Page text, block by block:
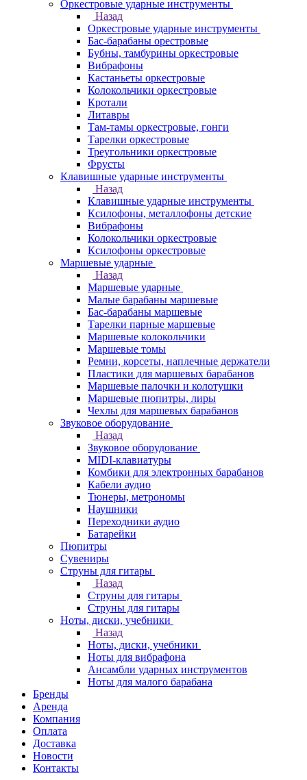
Оркестровые ударные инструменты
Назад
Оркестровые ударные инструменты
Бас-барабаны орестровые
Бубны, тамбурины оркестровые
Вибрафоны
Кастаньеты оркестровые
Колокольчики оркестровые
Кротали
Литавры
Там-тамы оркестровые, гонги
Тарелки оркестровые
Треугольники оркестровые
Фрусты
Клавишные ударные инструменты
Назад
Клавишные ударные инструменты
Ксилофоны, металлофоны детские
Вибрафоны
Колокольчики оркестровые
Ксилофоны оркестровые
Маршевые ударные
Назад
Маршевые ударные
Малые барабаны маршевые
Бас-барабаны маршевые
Тарелки парные маршевые
Маршевые колокольчики
Маршевые томы
Ремни, корсеты, наплечные держатели
Пластики для маршевых барабанов
Маршевые палочки и колотушки
Маршевые пюпитры, лиры
Чехлы для маршевых барабанов
Звуковое оборудование
Назад
Звуковое оборудование
MIDI-клавиатуры
Комбики для электронных барабанов
Кабели аудио
Тюнеры, метрономы
Наушники
Переходники аудио
Батарейки
Пюпитры
Сувениры
Струны для гитары
Назад
Струны для гитары
Струны для гитары
Ноты, диски, учебники
Назад
Ноты, диски, учебники
Ноты для вибрафона
Ансамбли ударных инструментов
Ноты для малого барабана
Бренды
Аренда
Компания
Оплата
Доставка
Новости
Контакты